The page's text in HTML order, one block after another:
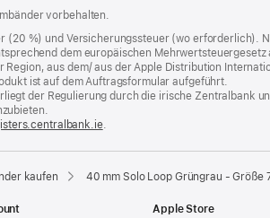
vorbehalten.
(20 %) und Versicherungssteuer (wo erforderlich).
dem europäischen
Region, aus dem/ aus der Apple Distribution
ist auf dem Auftragsformular aufgeführt.
der Regulierung durch die irische Zentralbank
(Öffnet
neues
.
kaufen 40 mm Solo Loop Grüngrau - Größe
Apple Store